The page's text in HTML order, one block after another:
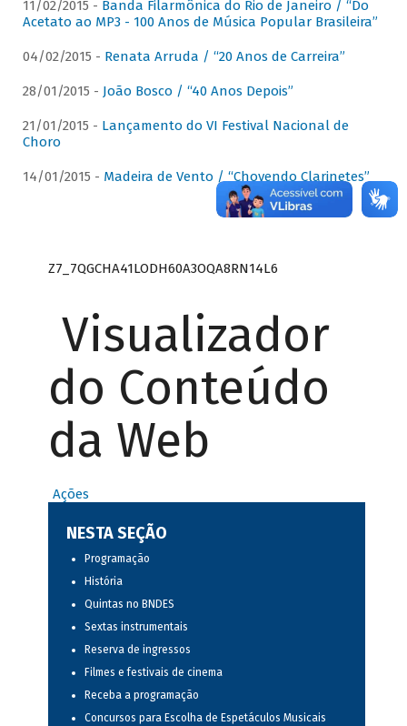
11/02/2015 - Banda Filarmônica do Rio de Janeiro / “Do
Acetato ao MP3 - 100 Anos de Música Popular Brasileira”
04/02/2015 - Renata Arruda / “20 Anos de Carreira”
28/01/2015 - João Bosco / “40 Anos Depois”
21/01/2015 - Lançamento do VI Festival Nacional de
Choro
14/01/2015 - Madeira de Vento / “Chovendo Clarinetes”
Z7_7QGCHA41LODH60A3OQA8RN14L6
Visualizador
do Conteúdo
da Web
Ações
NESTA SEÇÃO
Programação
História
Quintas no BNDES
Sextas instrumentais
Reserva de ingressos
Filmes e festivais de cinema
Receba a programação
Concursos para Escolha de Espetáculos Musicais